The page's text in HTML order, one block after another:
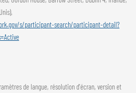
s/participant-search/participant-detail?
de langue, résolution d'écran, version et